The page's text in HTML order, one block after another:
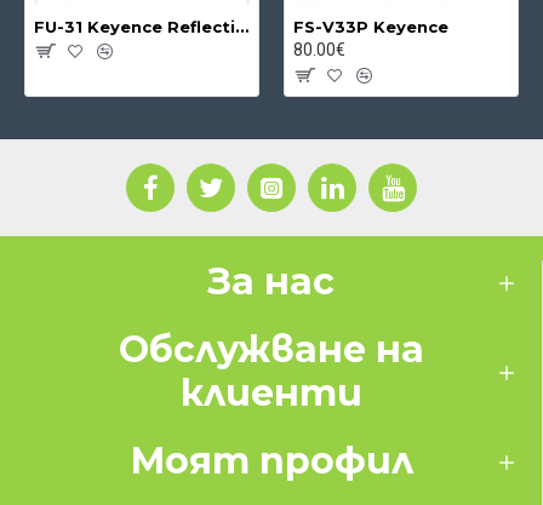
FU-31 Keyence Reflective Fibre Unit
FS-V33P Keyence
80.00€
За нас
Обслужване на
клиенти
Моят профил